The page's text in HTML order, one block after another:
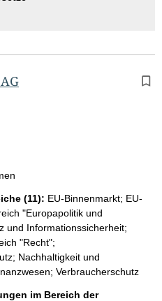
(11): EU-Binnenmarkt; EU-
"Europapolitik und
und Informationssicherheit;
"Recht";
Nachhaltigkeit und
Verbraucherschutz
im Bereich der